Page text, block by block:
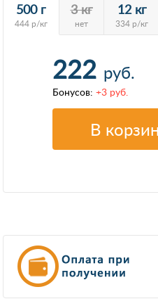
500 г
444 р/кг
3 кг
нет
12 кг
334 р/кг
222 руб.
Бонусов: +3 руб.
В